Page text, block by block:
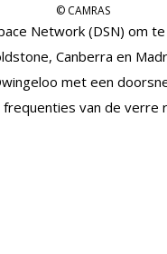
© CAMRAS
Network (DSN) om
Canberra en
met een
van de verre